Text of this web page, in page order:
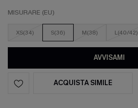
MISURARE (EU)
XS(34) S(36) M(38) L(40/42)
AVVISAMI
ACQUISTA SIMILE